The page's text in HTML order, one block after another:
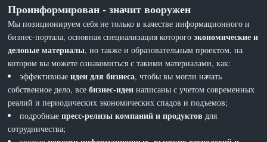
Проинформирован - значит вооружен
Мы позиционируем себя не только в качестве информационного и
бизнес-портала, основная специализация которогоэкономические и
деловые материалы, но также и образовательным проектом, на
котором вы можете ознакомиться с такими материалами, как:
эффективныеидеи для бизнеса, чтобы вы могли начать
собственное дело, всебизнес-идеи написаны с учетом современных
реалий и периодических экономических спадов и подъемов;
подробныепресс-релизы компаний и продуктов для
сотрудничества;